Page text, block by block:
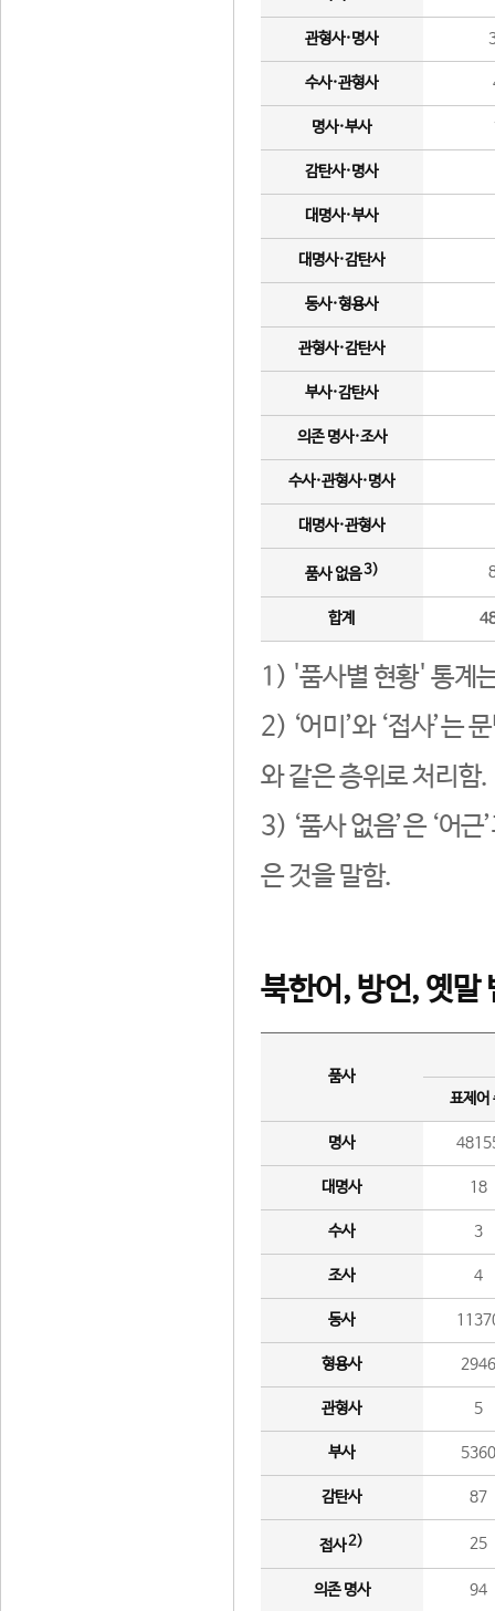
관형사·명사
수사·관형사
명사·부사
감탄사·명사
대명사·부사
대명사·감탄사
동사·형용사
관형사·감탄사
부사·감탄사
의존 명사·조사
수사·관형사·명사
대명사·관형사
품사 없음3)
합계
1) '품사별 현황' 통계
2) ‘어미’와 ‘접사’는
와 같은 층위로 처리함.
3) ‘품사 없음’은 ‘어
은 것을 말함.
북한어, 방언, 옛말
품사
표제어
명사
대명사 18
수사 3
조사 4
동사
형용사 2946
관형사 5
부사 5360
감탄사 87
접사2) 25
의존 명사 94